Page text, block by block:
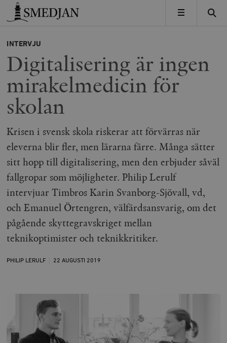
Timbro
MENY
INTERVJU
Digitalisering är ingen
mirakelmedicin för
skolan
Krisen i svensk skola riskerar att förvärras när
eleverna blir fler, men lärarna färre. Många sätter
sitt hopp till digitalisering, men den erbjuder såväl
fallgropar som möjligheter. Philip Lerulf
intervjuar Timbros Karin Svanborg-Sjövall, vd,
och Emanuel Örtengren, välfärdsansvarig, om det
pågående skyttegravskriget mellan
teknikoptimister och teknikkritiker.
PHILIP LERULF 22 AUGUSTI 2019